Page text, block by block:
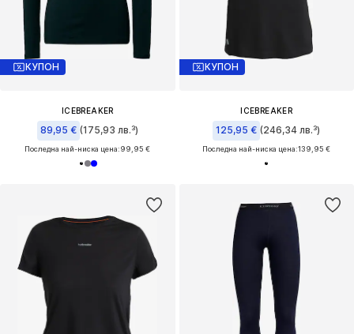
КУПОН
ICEBREAKER
89,95 € (175,93 лв.³)
Последна най-ниска цена:99,95 €
КУПОН
ICEBREAKER
125,95 € (246,34 лв.³)
Последна най-ниска цена:139,95 €